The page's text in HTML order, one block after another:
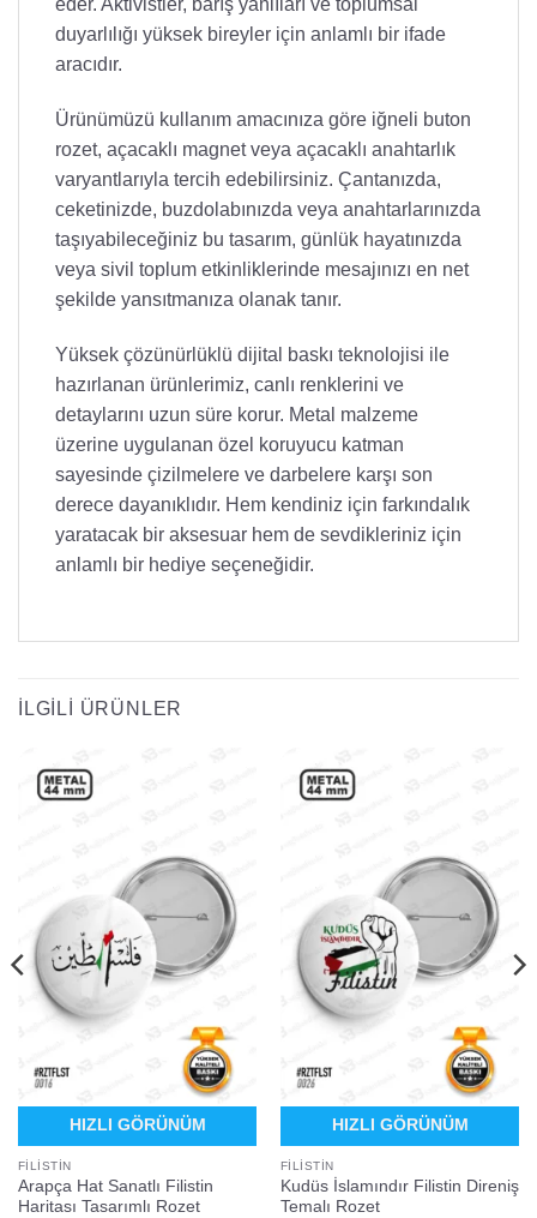
eder. Aktivistler, barış yanlıları ve toplumsal
duyarlılığı yüksek bireyler için anlamlı bir ifade
aracıdır.
Ürünümüzü kullanım amacınıza göre iğneli buton
rozet, açacaklı magnet veya açacaklı anahtarlık
varyantlarıyla tercih edebilirsiniz. Çantanızda,
ceketinizde, buzdolabınızda veya anahtarlarınızda
taşıyabileceğiniz bu tasarım, günlük hayatınızda
veya sivil toplum etkinliklerinde mesajınızı en net
şekilde yansıtmanıza olanak tanır.
Yüksek çözünürlüklü dijital baskı teknolojisi ile
hazırlanan ürünlerimiz, canlı renklerini ve
detaylarını uzun süre korur. Metal malzeme
üzerine uygulanan özel koruyucu katman
sayesinde çizilmelere ve darbelere karşı son
derece dayanıklıdır. Hem kendiniz için farkındalık
yaratacak bir aksesuar hem de sevdikleriniz için
anlamlı bir hediye seçeneğidir.
İLGILI ÜRÜNLER
HIZLI GÖRÜNÜM
FILISTIN
Arapça Hat Sanatlı Filistin
Haritası Tasarımlı Rozet
HIZLI GÖRÜNÜM
FILISTIN
Kudüs İslamındır Filistin Direniş
Temalı Rozet